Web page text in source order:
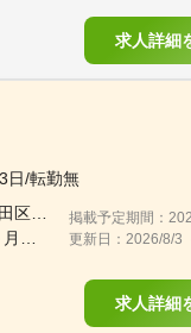
求人詳細
日/転勤無
掲載予定期間：
更新日： 2026/8/3
求人詳細